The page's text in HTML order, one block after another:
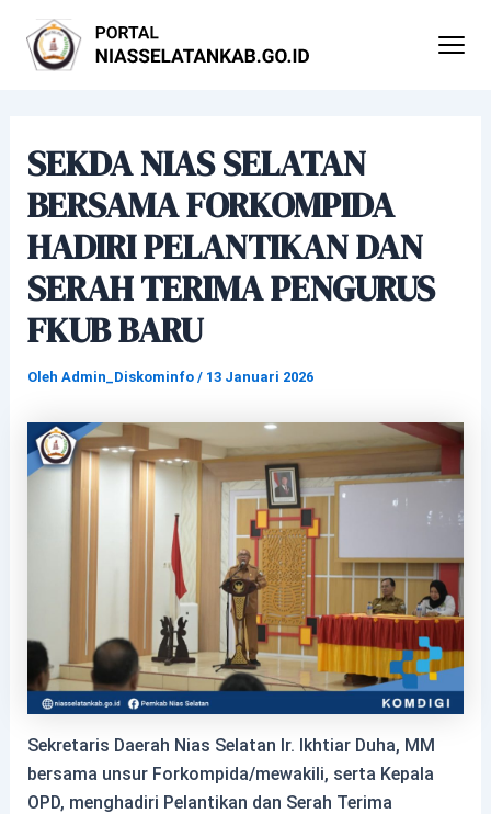
konten
SEKDA NIAS SELATAN
BERSAMA FORKOMPIDA
HADIRI PELANTIKAN DAN
SERAH TERIMA PENGURUS
FKUB BARU
Oleh Admin_Diskominfo / 13 Januari 2026
Sekretaris Daerah Nias Selatan Ir. Ikhtiar Duha, MM
bersama unsur Forkompida/mewakili, serta Kepala
OPD, menghadiri Pelantikan dan Serah Terima
navigation